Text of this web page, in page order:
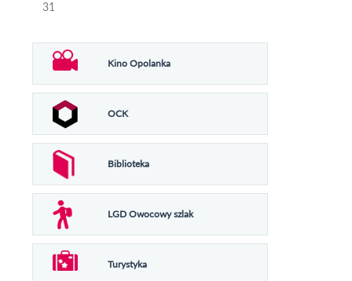
31
Kino Opolanka
OCK
Biblioteka
LGD Owocowy szlak
Turystyka